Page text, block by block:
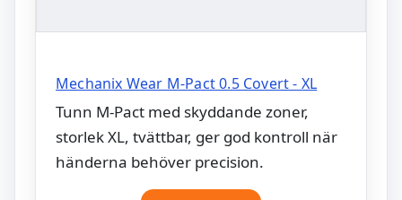
Mechanix Wear M-Pact 0.5 Covert - XL
Tunn M-Pact med skyddande zoner,
storlek XL, tvättbar, ger god kontroll när
händerna behöver precision.